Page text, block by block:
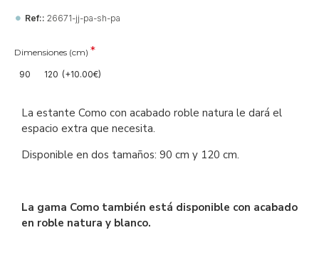
Ref:: 26671-jj-pa-sh-pa
Dimensiones (cm)
90 120 (+10.00€)
La estante Como con acabado roble natura le dará el
espacio extra que necesita.
Disponible en dos tamaños: 90 cm y 120 cm.
La gama Como también está disponible con acabado
en roble natura y blanco.